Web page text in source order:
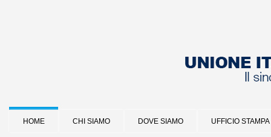
HOME CHI SIAMO DOVE SIAMO UFFICIO STAMPA